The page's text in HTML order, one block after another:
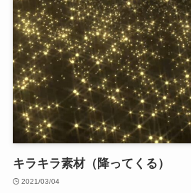
キラキラ素材（降ってくる）
2021/03/04